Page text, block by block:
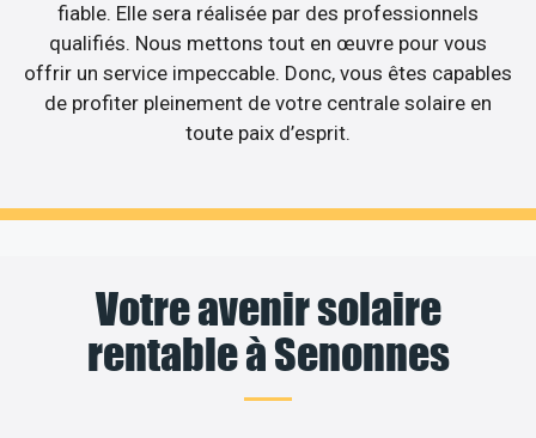
fiable. Elle sera réalisée par des professionnels
qualifiés. Nous mettons tout en œuvre pour vous
offrir un service impeccable. Donc, vous êtes capables
de profiter pleinement de votre centrale solaire en
toute paix d’esprit.
Votre avenir solaire
rentable à Senonnes